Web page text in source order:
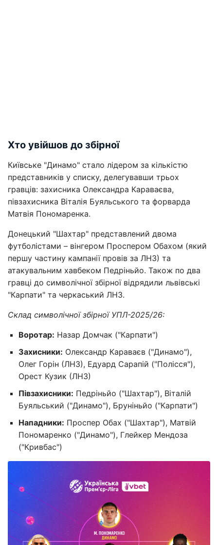
Хто увійшов до збірної
Київське "Динамо" стало лідером за кількістю
представників у списку, делегувавши трьох
гравців: захисника Олександра Караваєва,
півзахисника Віталія Буяльського та форварда
Матвія Пономаренка.
Донецький "Шахтар" представлений двома
футболістами – вінгером Проспером Обахом (який
першу частину кампанії провів за ЛНЗ) та
атакувальним хавбеком Педріньйо. Також по два
гравці до символічної збірної відрядили львівські
"Карпати" та черкаський ЛНЗ.
Склад символічної збірної УПЛ-2025/26:
Воротар: Назар Домчак ("Карпати")
Захисники: Олександр Караваєв ("Динамо"),
Олег Горін (ЛНЗ), Едуард Сарапій ("Полісся"),
Орест Кузик (ЛНЗ)
Півзахисники: Педріньйо ("Шахтар"), Віталій
Буяльський ("Динамо"), Бруніньйо ("Карпати")
Нападники: Проспер Обах ("Шахтар"), Матвій
Пономаренко ("Динамо"), Глейкер Мендоза
("Кривбас")